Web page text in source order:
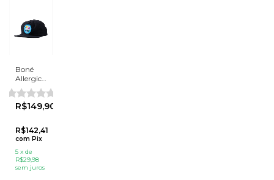
Boné
Allergic
to the
city
R$149,90
R$142,41
com Pix
5 x de
R$29,98
sem juros